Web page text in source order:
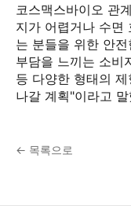
코스맥스바이오 관
지가 어렵거나 수면
는 분들을 위한 안
부담을 느끼는 소비
등 다양한 형태의
나갈 계획"이라고 말
← 목록으로